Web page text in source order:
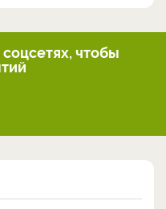
соцсетях, чтобы